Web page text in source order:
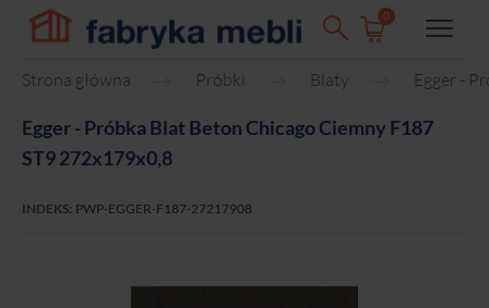
0
Strona główna Próbki Blaty Egger -
Egger - Próbka Blat Beton Chicago Ciemny F187
ST9 272x179x0,8
INDEKS: PWP-EGGER-F187-27217908